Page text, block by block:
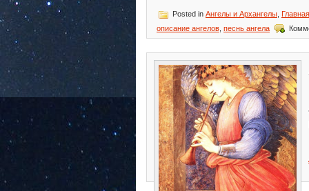
Posted in Ангелы и Архангелы Главная
описание ангелов песнь ангела